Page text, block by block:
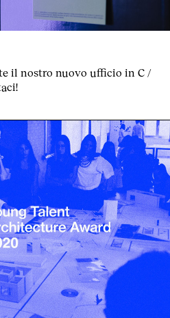
il nostro nuovo ufficio in C /